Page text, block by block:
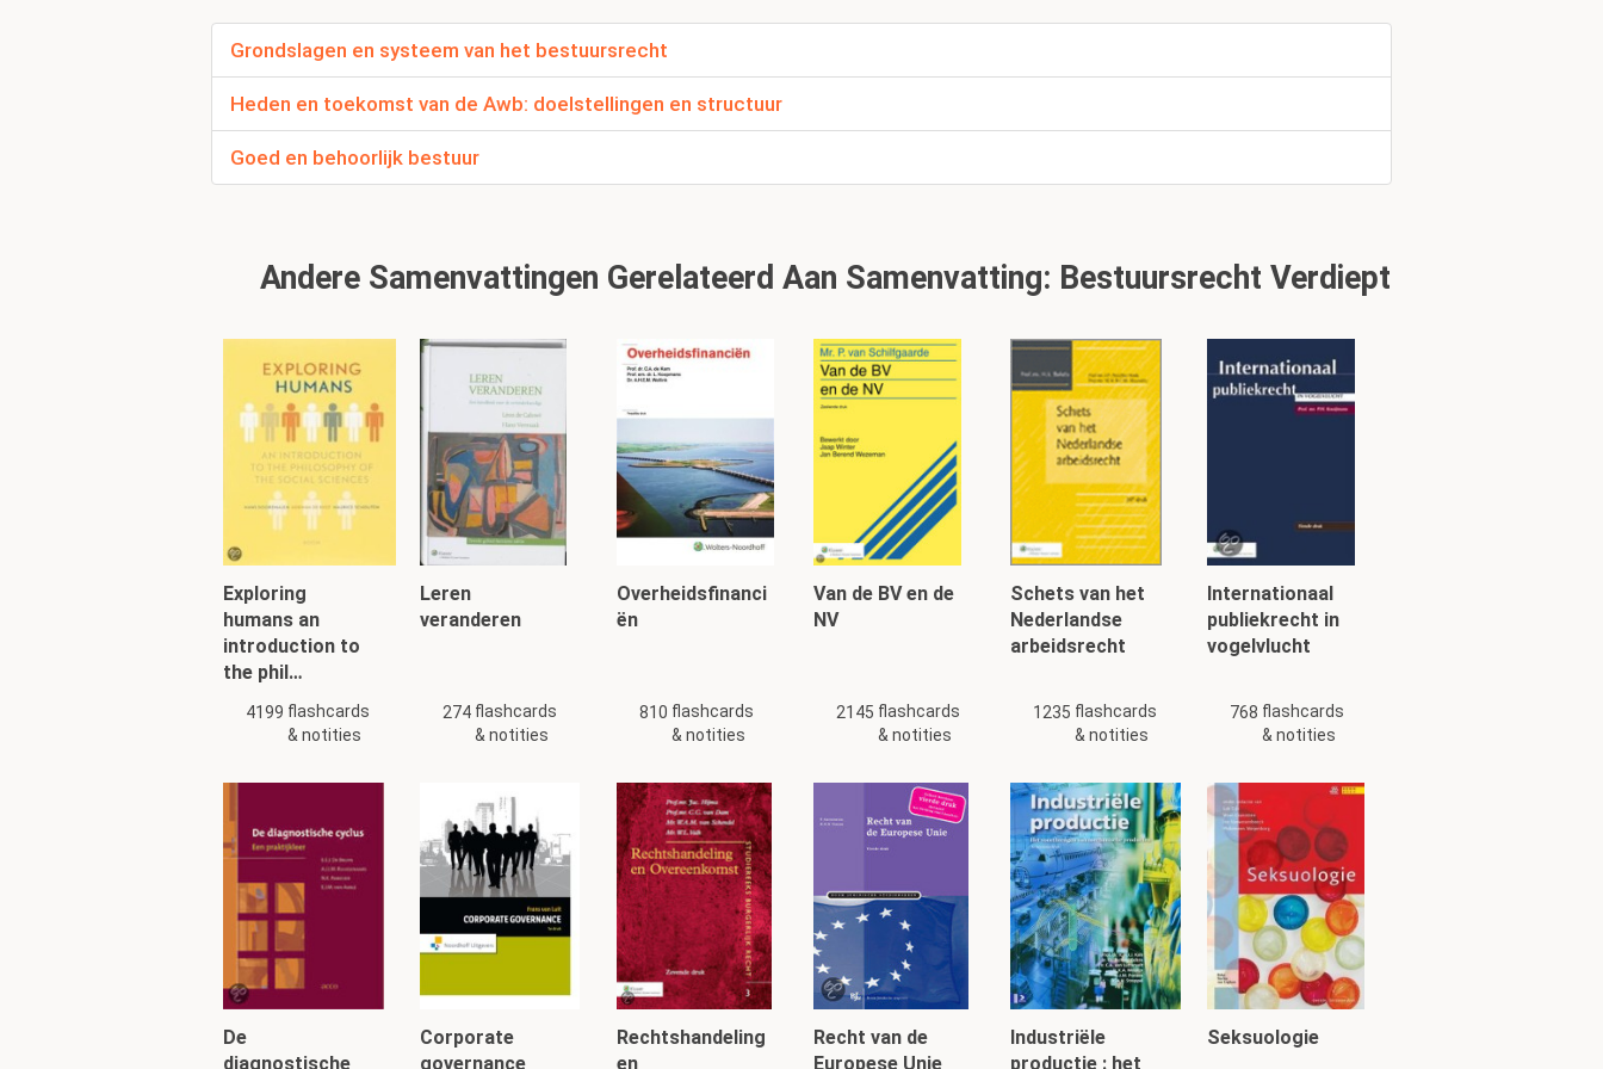
zijn in dat verband relevant.
rechtsverhouding dan men kan vangen in het beschouwen van alleen het besluit als
Ja.
Welk bestuurshandelen geeft aanleiding tot veel klachten en frustratie bij de burger?
Onvoldoende voorlichting en informatie;
het niet serieus nemen van de inbreng van de burger;
het trage, bureaucratische en weinig op service gerichte handelen van de overheid.
In het denken over de vernieuwing van de overheidsorganisatie is het een tijd in de mode
geweest om de burger als klacht van de overheid aan te duiden. Waarom is daartegen
verzet gekomen?
Omdat de burger niet gewoon een klant is die met zijn wensen naar de overheid komt, en naar een
Toch wordt het belang van communicatie met de burger door het begrip 'klant' wel beter
aangegeven dan in het denkmodel waarmee wij in het bestuursrecht werken. Licht toe.
Dat dienstverlening aan de burger een wezenlijk onderdeel van het overheidswerk is, blijft nu
gemakkelijk achter de horizon: wanneer het besluit maar juist is, is het goed. Daardoor heeft het
bestuursrecht nog weinig bijgedragen aan het denken over een betere service aan de burger.
Interessant is bijvoorbeeld dat op grond van de Dienstenrichtlijn uit Brussel de verplichting voor de
overheid ontstaat om één loket in te richten via welk loket alle informatie over benodigde
vergunningen en dergelijke te verkrijgen zal zijn.
Grondslagen en systeem van het bestuursrecht
Heden en toekomst van de Awb: doelstellingen en structuur
Goed en behoorlijk bestuur
Andere Samenvattingen Gerelateerd Aan Samenvatting: Bestuursrecht Verdiept
Exploring
humans an
introduction to
the phil…
4199 flashcards
& notities
Leren
veranderen
274 flashcards
& notities
Overheidsfinanci
ën
810 flashcards
& notities
Van de BV en de
NV
2145 flashcards
& notities
Schets van het
Nederlandse
arbeidsrecht
1235 flashcards
& notities
Internationaal
publiekrecht in
vogelvlucht
768 flashcards
& notities
De
diagnostische
Corporate
governance
Rechtshandeling
en
Recht van de
Europese Unie
Industriële
productie : het
Seksuologie